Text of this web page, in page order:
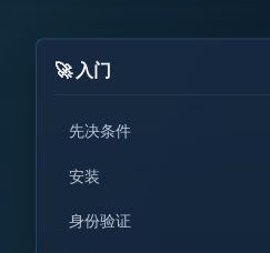
🚀 入门
先决条件
安装
身份验证